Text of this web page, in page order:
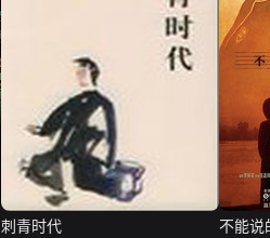
刺青时代
不能说